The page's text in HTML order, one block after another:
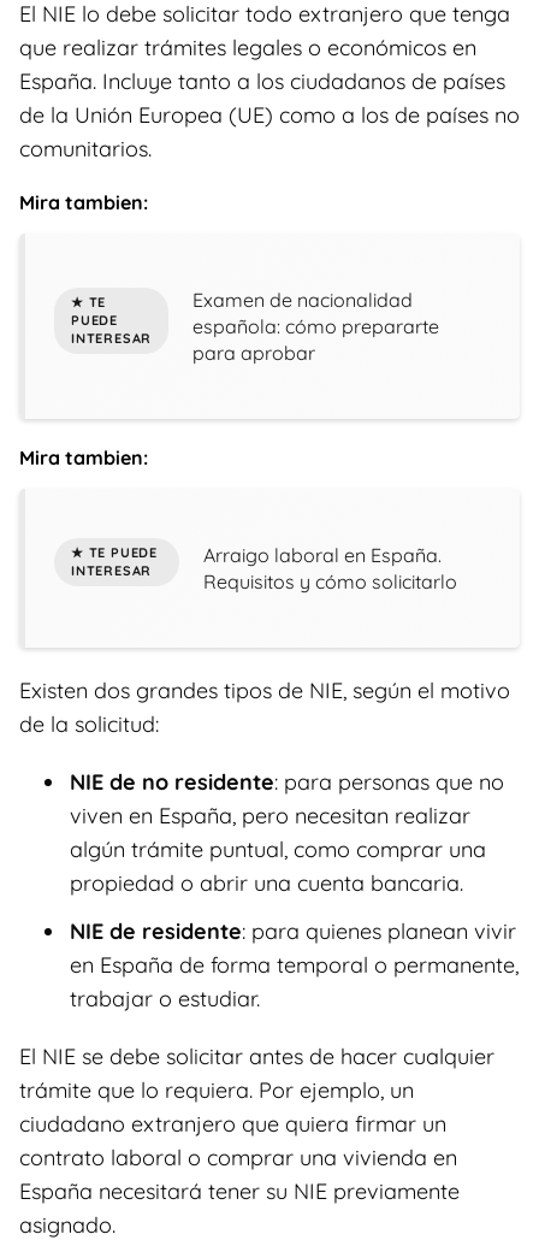
El NIE lo debe solicitar todo extranjero que tenga
que realizar trámites legales o económicos en
España. Incluye tanto a los ciudadanos de países
de la Unión Europea (UE) como a los de países no
comunitarios.
Mira tambien:
Examen de nacionalidad
española: cómo prepararte
para aprobar
Mira tambien:
Arraigo laboral en España.
Requisitos y cómo solicitarlo
Existen dos grandes tipos de NIE, según el motivo
de la solicitud:
NIE de no residente: para personas que no
viven en España, pero necesitan realizar
algún trámite puntual, como comprar una
propiedad o abrir una cuenta bancaria.
NIE de residente: para quienes planean vivir
en España de forma temporal o permanente,
trabajar o estudiar.
El NIE se debe solicitar antes de hacer cualquier
trámite que lo requiera. Por ejemplo, un
ciudadano extranjero que quiera firmar un
contrato laboral o comprar una vivienda en
España necesitará tener su NIE previamente
asignado.